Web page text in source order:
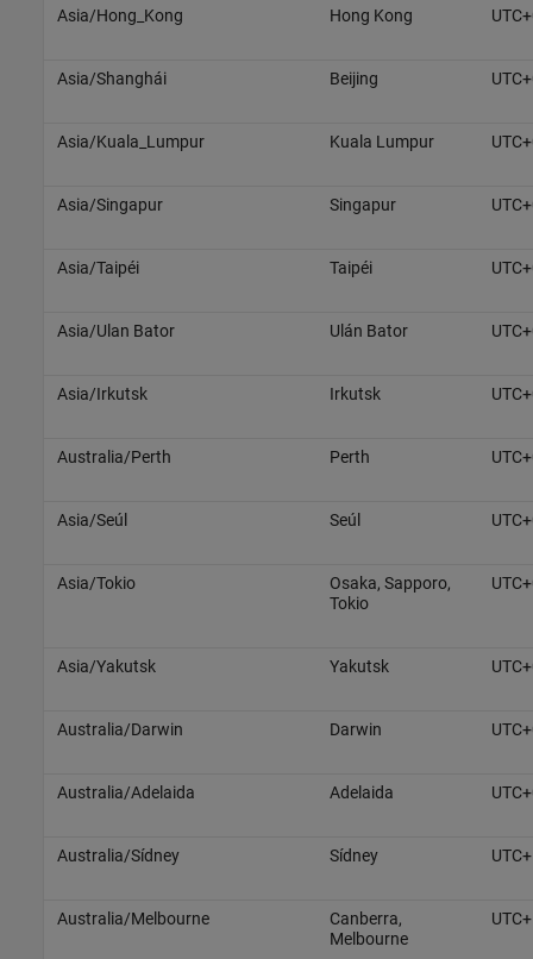
Asia/Hong_Kong Hong Kong
Asia/Shanghái Beijing
Asia/Kuala_Lumpur Kuala Lumpur
Asia/Singapur Singapur
Asia/Taipéi Taipéi
Asia/Ulan Bator Ulán Bator
Asia/Irkutsk Irkutsk
Australia/Perth Perth
Asia/Seúl Seúl
Asia/Tokio
Osaka, Sapporo,
Tokio
Asia/Yakutsk Yakutsk
Australia/Darwin Darwin
Australia/Adelaida Adelaida
Australia/Sídney Sídney
Australia/Melbourne
Canberra,
Melbourne